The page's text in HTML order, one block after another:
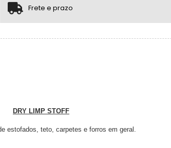
Frete e prazo
DRY LIMP STOFF
estofados, teto, carpetes e forros em geral.